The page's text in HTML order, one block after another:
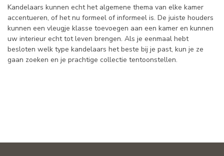
Kandelaars kunnen echt het algemene thema van elke kamer
accentueren, of het nu formeel of informeel is. De juiste houders
kunnen een vleugje klasse toevoegen aan een kamer en kunnen
uw interieur echt tot leven brengen. Als je eenmaal hebt
besloten welk type kandelaars het beste bij je past, kun je ze
gaan zoeken en je prachtige collectie tentoonstellen.